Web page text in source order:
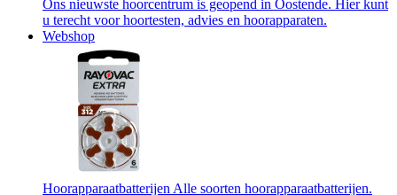
Ons nieuwste hoorcentrum is geopend in Oostende. Hier kunt
u terecht voor hoortesten, advies en hoorapparaten.
Webshop
Hoorapparaatbatterijen Alle soorten hoorapparaatbatterijen.